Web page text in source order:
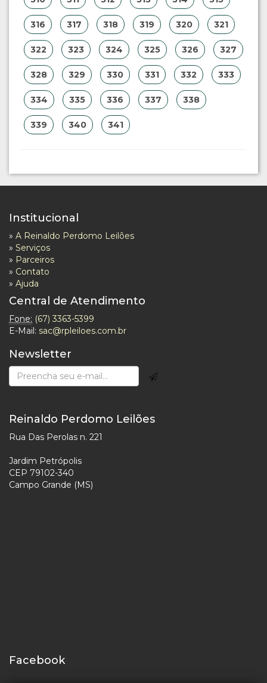
316 317 318 319 320 321
322 323 324 325 326 327
328 329 330 331 332 333
334 335 336 337 338
339 340 341
Institucional
» A Reinaldo Perdomo Leilões
» Serviços
» Parceiros
» Contato
» Ajuda
Central de Atendimento
Fone: (67) 3363-5399
E-Mail: sac@rpleiloes.com.br
Newsletter
Reinaldo Perdomo Leilões
Rua Das Perolas n. 221
Jardim Petrópolis
CEP 79102-340
Campo Grande (MS)
Facebook